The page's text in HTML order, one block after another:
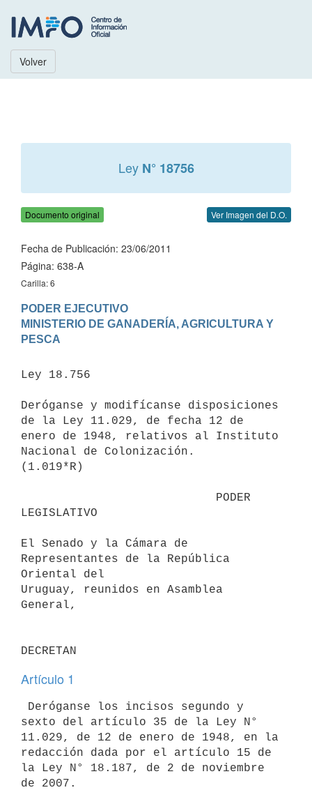
Volver
Ley N° 18756
Documento original Ver Imagen del D.O.
Fecha de Publicación: 23/06/2011
Página: 638-A
Carilla: 6
PODER EJECUTIVO
MINISTERIO DE GANADERÍA, AGRICULTURA Y
Ley 18.756
Deróganse y modifícanse disposiciones
de la Ley 11.029, de fecha 12 de
enero de 1948, relativos al Instituto
Nacional de Colonización.
(1.019*R)
LEGISLATIVO
El Senado y la Cámara de
Representantes de la República
Oriental del
Uruguay, reunidos en Asamblea
General,
Artículo 1
sexto del artículo 35 de la Ley N°
11.029, de 12 de enero de 1948, en la
redacción dada por el artículo 15 de
la Ley N° 18.187, de 2 de noviembre